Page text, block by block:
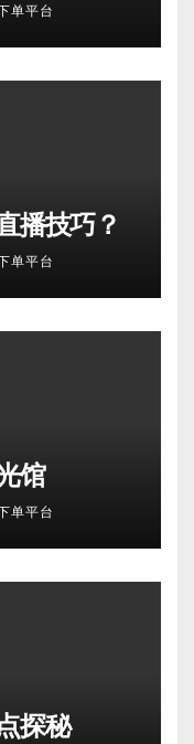
单平台
播技巧？
单平台
馆
单平台
探秘